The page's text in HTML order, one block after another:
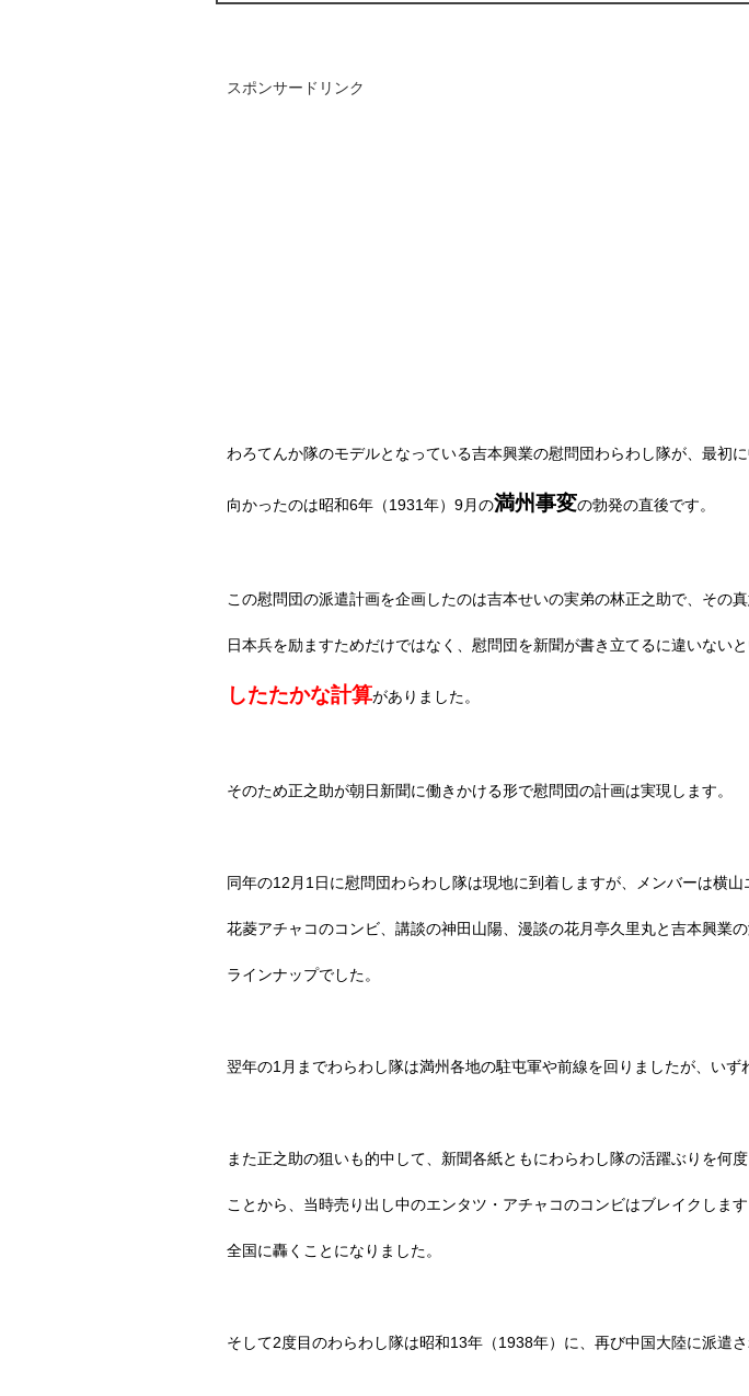
スポンサードリンク
わろてんか隊のモデルとなっている吉本興業の慰問団わらわし隊が、最初
向かったのは昭和6年（1931年） 9月の満州事変の勃発の直後です。
この慰問団の派遣計画を企画したのは吉本せいの実弟の林正之助で、その
日本兵を励ますためだけではなく、慰問団を新聞が書き立てるに違いないと
したたかな計算がありました。
そのため正之助が朝日新聞に働きかける形で慰問団の計画は実現します。
同年の12 月 1 日に慰問団わらわし隊は現地に到着しますが、メンバーは横山
花菱アチャコのコンビ、講談の神田山陽、漫談の花月亭久里丸と吉本興業
ラインナップでした。
翌年の1 月までわらわし隊は満州各地の駐屯軍や前線を回りましたが、いず
また正之助の狙いも的中して、新聞各紙ともにわらわし隊の活躍ぶりを何
ことから、当時売り出し中のエンタツ・アチャコのコンビはブレイクしま
全国に轟くことになりました。
そして2度目のわらわし隊は昭和13年（1938年）に、再び中国大陸に派遣さ